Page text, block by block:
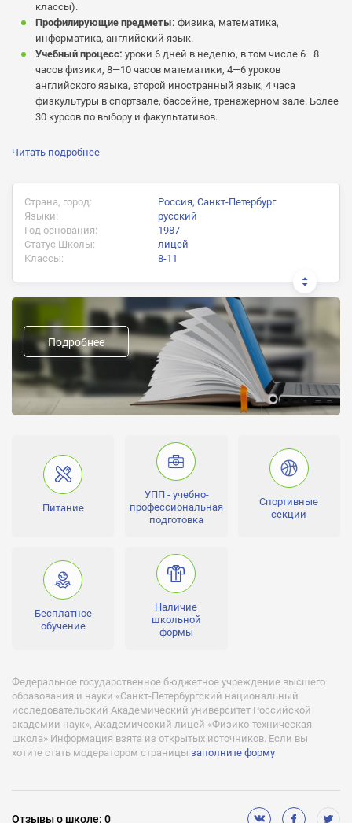
классы).
Профилирующие предметы: физика, математика,
информатика, английский язык.
Учебный процесс: уроки 6 дней в неделю, в том числе 6—8
часов физики, 8—10 часов математики, 4—6 уроков
английского языка, второй иностранный язык, 4 часа
физкультуры в спортзале, бассейне, тренажерном зале. Более
30 курсов по выбору и факультативов.
Читать подробнее
Страна, город:
Россия, Санкт-Петербург
Языки:
русский
Год основания:
1987
Статус Школы:
лицей
Классы:
8-11
Документ об окончании:
аттестат государственного образца
Предыдущие названия:
Форма обучения:
очная
физика, математика
Человек в классе:
10-15
Аккредитации:
№0670 от 31 мая 2013 года, серия 90А01 №0000675
Подробнее
Питание
УПП - учебно-
профессиональная
подготовка
Спортивные
секции
Бесплатное
обучение
Наличие
школьной
формы
Федеральное государственное бюджетное учреждение высшего
образования и науки «Санкт-Петербургский национальный
исследовательский Академический университет Российской
академии наук», Академический лицей «Физико-техническая
школа» Информация взята из открытых источников. Если вы
хотите стать модератором страницы заполните форму
Отзывыо школе: 0